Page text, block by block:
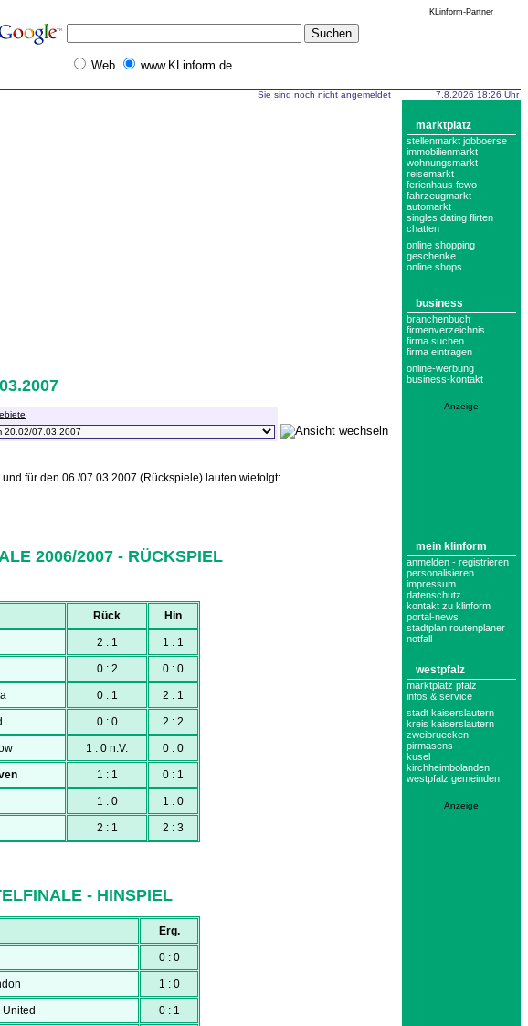
KLinform-Partner
Web www.KLinform.de
Sie sind noch nicht angemeldet
für den 06./07.03.2007 (Rückspiele) lauten wiefolgt:
2006/2007 - RÜCKSPIEL
Rück Hin
2 : 1 1 : 1
0 : 2 0 : 0
0 : 1 2 : 1
0 : 0 2 : 2
1 : 0 n.V. 0 : 0
1 : 1 0 : 1
1 : 0 1 : 0
2 : 1 2 : 3
- HINSPIEL
Erg.
0 : 0
1 : 0
United 0 : 1
7.8.2026 18:26 Uhr
marktplatz
stellenmarkt jobboerse
immobilienmarkt
wohnungsmarkt
reisemarkt
ferienhaus fewo
fahrzeugmarkt
automarkt
singles dating flirten
chatten
online shopping
geschenke
online shops
business
branchenbuch
firmenverzeichnis
firma suchen
firma eintragen
online-werbung
business-kontakt
Anzeige
mein klinform
anmelden - registrieren
personalisieren
impressum
datenschutz
kontakt zu klinform
portal-news
stadtplan routenplaner
notfall
westpfalz
marktplatz pfalz
infos & service
stadt kaiserslautern
kreis kaiserslautern
zweibruecken
pirmasens
kusel
kirchheimbolanden
westpfalz gemeinden
Anzeige